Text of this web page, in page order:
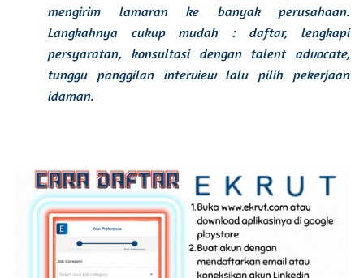
mengirim lamaran ke banyak perusahaan.
Langkahnya cukup mudah : daftar, lengkapi
persyaratan, konsultasi dengan talent advocate,
tunggu panggilan interviewlalu pilih pekerjaan
idaman.